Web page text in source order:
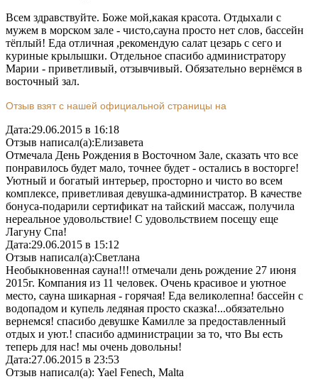
Всем здравствуйте. Боже мой,какая красота. Отдыхали с
мужем в морском зале - чисто,сауна просто нет слов, бассейн
тёплый! Еда отличная ,рекомендую салат цезарь с сего и
куриные крылышки. Отдельное спасибо администратору
Марии - приветливый, отзывчивый. Обязательно вернёмся в
восточный зал.
Отзыв взят с нашей официальной страницы на
Дата:29.06.2015 в 16:18
Отзыв написал(а):Елизавета
Отмечала День Рождения в Восточном Зале, сказать что все
понравилось будет мало, точнее будет - остались в восторге!
Уютный и богатый интерьер, просторно и чисто во всем
комплексе, приветливая девушка-администратор. В качестве
бонуса-подарили сертификат на тайский массаж, получила
нереальное удовольствие! С удовольствием посещу еще
Лагуну Спа!
Дата:29.06.2015 в 15:12
Отзыв написал(а):Светлана
Необыкновенная сауна!!! отмечали день рождение 27 июня
2015г. Компания из 11 человек. Очень красивое и уютное
место, сауна шикарная - горячая! Еда великолепна! бассейн с
водопадом и купель ледяная просто сказка!...обязательно
вернемся! спасибо девушке Камилле за предоставленный
отдых и уют.! спасибо администрации за то, что Вы есть
теперь для нас! мы очень довольны!
Дата:27.06.2015 в 23:53
Отзыв написал(а): Yael Fenech, Malta